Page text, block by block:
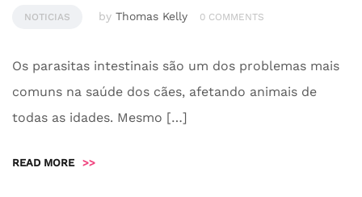
NOTICIAS by Thomas Kelly 0 COMMENTS
Os parasitas intestinais são um dos problemas mais
comuns na saúde dos cães, afetando animais de
todas as idades. Mesmo […]
READ MORE >>